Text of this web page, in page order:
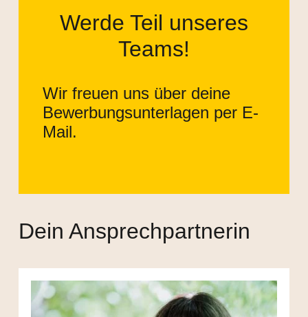
Werde Teil unseres
Teams!
Wir freuen uns über deine
Bewerbungsunterlagen per E-
Mail.
Dein Ansprechpartnerin